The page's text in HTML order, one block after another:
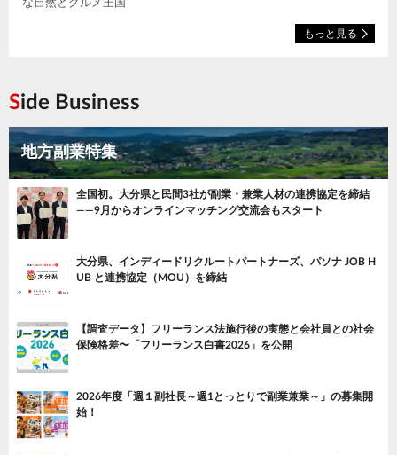
な自然とグルメ王国
もっと見る
Side Business
地方副業特集
全国初。大分県と民間3社が副業・兼業人材の連携協定を締結
——9月からオンラインマッチング交流会もスタート
大分県、インディードリクルートパートナーズ、パソナ JOB H
UB と連携協定（MOU）を締結
【調査データ】フリーランス法施行後の実態と会社員との社会
保険格差〜「フリーランス白書2026」を公開
2026年度「週１副社長～週1とっとりで副業兼業～」の募集開
始！